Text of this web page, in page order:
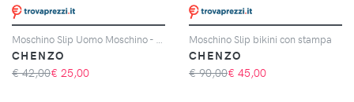
CHENZO
€ 42,00€ 25,00
Moschino Slip bikini con stampa
CHENZO
€ 90,00€ 45,00